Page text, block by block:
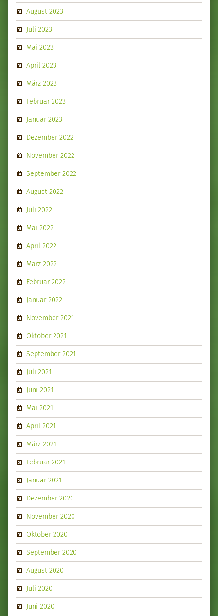
August 2023
Juli 2023
Mai 2023
April 2023
März 2023
Februar 2023
Januar 2023
Dezember 2022
November 2022
September 2022
August 2022
Juli 2022
Mai 2022
April 2022
März 2022
Februar 2022
Januar 2022
November 2021
Oktober 2021
September 2021
Juli 2021
Juni 2021
Mai 2021
April 2021
März 2021
Februar 2021
Januar 2021
Dezember 2020
November 2020
Oktober 2020
September 2020
August 2020
Juli 2020
Juni 2020